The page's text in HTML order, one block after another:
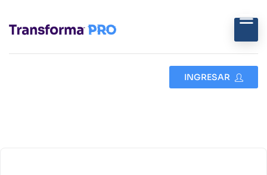
INGRESAR